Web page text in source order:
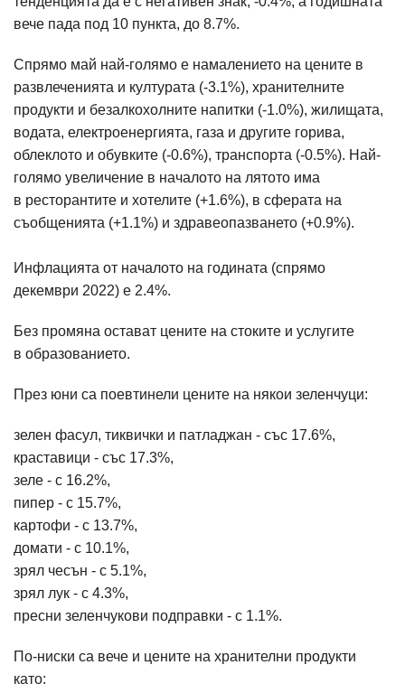
вече пада под 10 пункта, до 8.7%.
Спрямо май най-голямо е намалението на цените в
развлеченията и културата (-3.1%), хранителните
продукти и безалкохолните напитки (-1.0%), жилищата,
водата, електроенергията, газа и другите горива,
облеклото и обувките (-0.6%), транспорта (-0.5%). Най-
голямо увеличение в началото на лятото има
в ресторантите и хотелите (+1.6%), в сферата на
съобщенията (+1.1%) и здравеопазването (+0.9%).
Инфлацията от началото на годината (спрямо
декември 2022) е 2.4%.
Без промяна остават цените на стоките и услугите
в образованието.
През юни са поевтинели цените на някои зеленчуци:
зелен фасул, тиквички и патладжан - със 17.6%,
краставици - със 17.3%,
зеле - с 16.2%,
пипер - с 15.7%,
картофи - с 13.7%,
домати - с 10.1%,
зрял чесън - с 5.1%,
зрял лук - с 4.3%,
пресни зеленчукови подправки - с 1.1%.
По-ниски са вече и цените на хранителни продукти
като: